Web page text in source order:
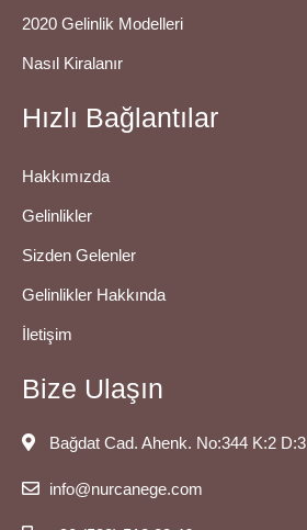
2020 Gelinlik Modelleri
Nasıl Kiralanır
Hızlı Bağlantılar
Hakkımızda
Gelinlikler
Sizden Gelenler
Gelinlikler Hakkında
İletişim
Bize Ulaşın
Bağdat Cad. Ahenk. No:344 K:2 D:3
info@nurcanege.com